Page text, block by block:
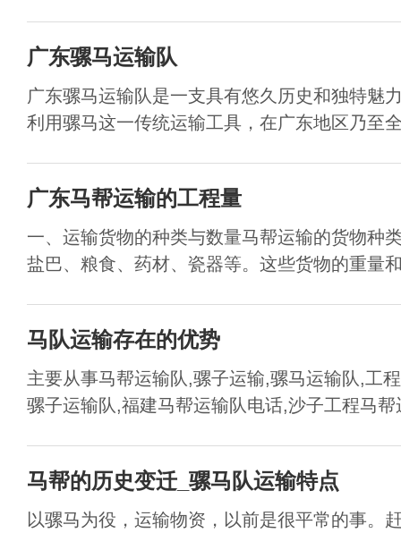
广东骡马运输队
广东骡马运输队是一支具有悠久历史和独特魅
利用骡马这一传统运输工具，在广东地区乃至
广东马帮运输的工程量
一、运输货物的种类与数量马帮运输的货物种
盐巴、粮食、药材、瓷器等。这些货物的重量
马队运输存在的优势
主要从事马帮运输队,骡子运输,骡马运输队,工
骡子运输队,福建马帮运输队电话,沙子工程马帮
马帮的历史变迁_骡马队运输特点
以骡马为役，运输物资，以前是很平常的事。